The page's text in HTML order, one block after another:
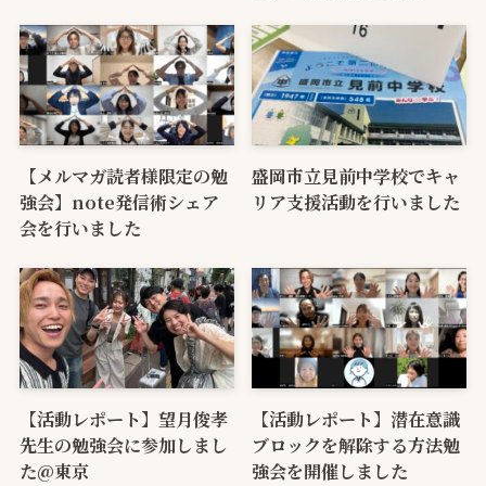
【メルマガ読者様限定の勉
強会】note発信術シェア
会を行いました
盛岡市立見前中学校でキャ
リア支援活動を行いました
【活動レポート】望月俊孝
先生の勉強会に参加しまし
た@東京
【活動レポート】潜在意識
ブロックを解除する方法勉
強会を開催しました